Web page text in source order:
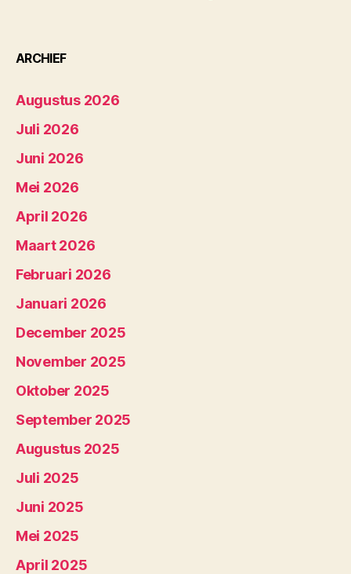
ARCHIEF
Augustus 2026
Juli 2026
Juni 2026
Mei 2026
April 2026
Maart 2026
Februari 2026
Januari 2026
December 2025
November 2025
Oktober 2025
September 2025
Augustus 2025
Juli 2025
Juni 2025
Mei 2025
April 2025